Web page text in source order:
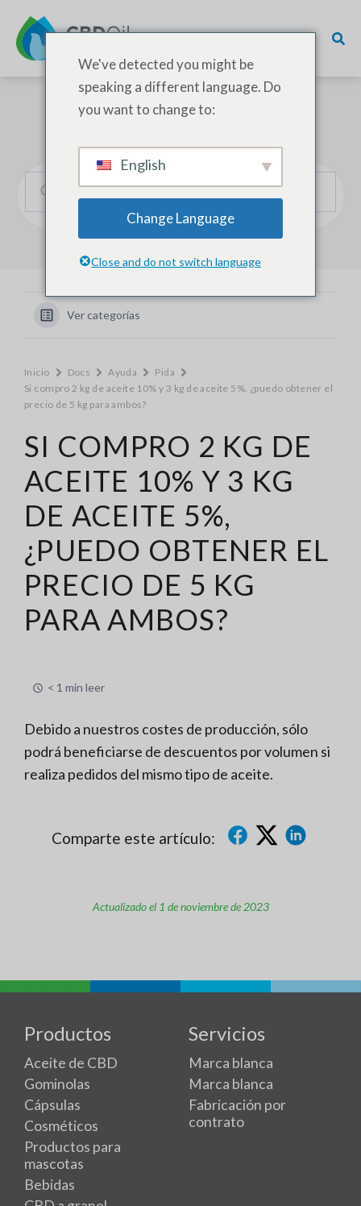
Ver categorías
Inicio Docs Ayuda
Pida
Si compro 2 kg de aceite 10% y 3 kg de aceite 5%, ¿puedo obtener el
precio de 5 kg para ambos?
SI COMPRO 2 KG DE
ACEITE 10% Y 3 KG
DE ACEITE 5%,
¿PUEDO OBTENER EL
PRECIO DE 5 KG
PARA AMBOS?
< 1 min leer
Debido a nuestros costes de producción, sólo
podrá beneficiarse de descuentos por volumen si
realiza pedidos del mismo tipo de aceite.
Comparte este artículo:
Actualizado el 1 de noviembre de 2023
Productos
Aceite de CBD
Gominolas
Cápsulas
Cosméticos
Productos para
mascotas
Bebidas
Servicios
Marca blanca
Marca blanca
Fabricación por
contrato
We've detected you might be
speaking a different language. Do
you want to change to:
English
Change Language
Close and do not switch language